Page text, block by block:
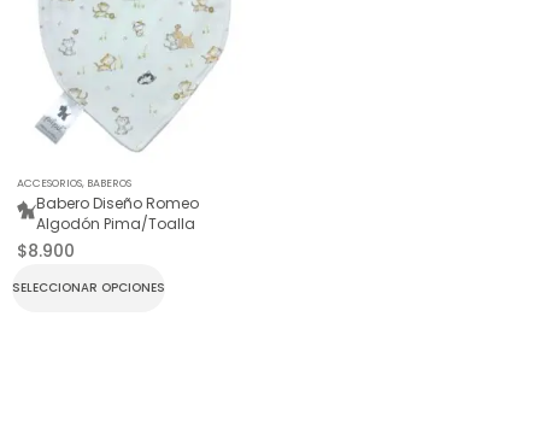
ACCESORIOS, BABEROS
Babero Diseño Romeo
Algodón Pima/Toalla
$8.900
SELECCIONAR OPCIONES